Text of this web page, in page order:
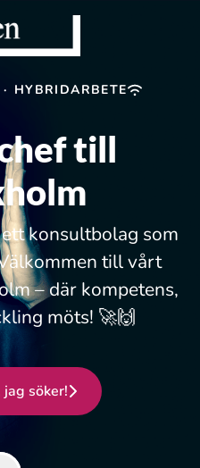
· HYBRIDARBETE
till
konsultbolag som
till vårt
– där kompetens,
möts! 🚀🙌
jag söker!